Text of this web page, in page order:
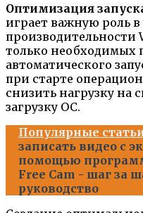
Оптимизация
играет важную роль
производительности
только необходимых
автоматического
при старте
снизить нагрузку на
загрузку ОС.
Популярные
записать видео с
помощью
Free Cam - шаг за
руководство